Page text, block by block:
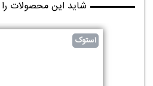
شاید این محصولات را
استوک